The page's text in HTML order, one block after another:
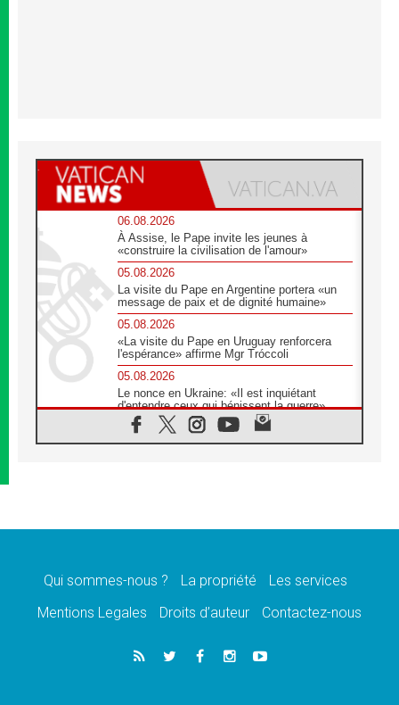
06.08.2026
À Assise, le Pape invite les jeunes à
«construire la civilisation de l'amour»
05.08.2026
La visite du Pape en Argentine portera «un
message de paix et de dignité humaine»
05.08.2026
«La visite du Pape en Uruguay renforcera
l'espérance» affirme Mgr Tróccoli
05.08.2026
Le nonce en Ukraine: «Il est inquiétant
d'entendre ceux qui bénissent la guerre»
05.08.2026
Léon XIV au Pérou, une lueur d'espoir pour
décès du cardinal Júlio Langa
Le Pape attendu en novembre en Uruguay,
05.08.2026
Audience générale: la prière est un acte
Qui sommes-nous ? La propriété
Les services
Mentions Legales
Droits d’auteur Contactez-nous